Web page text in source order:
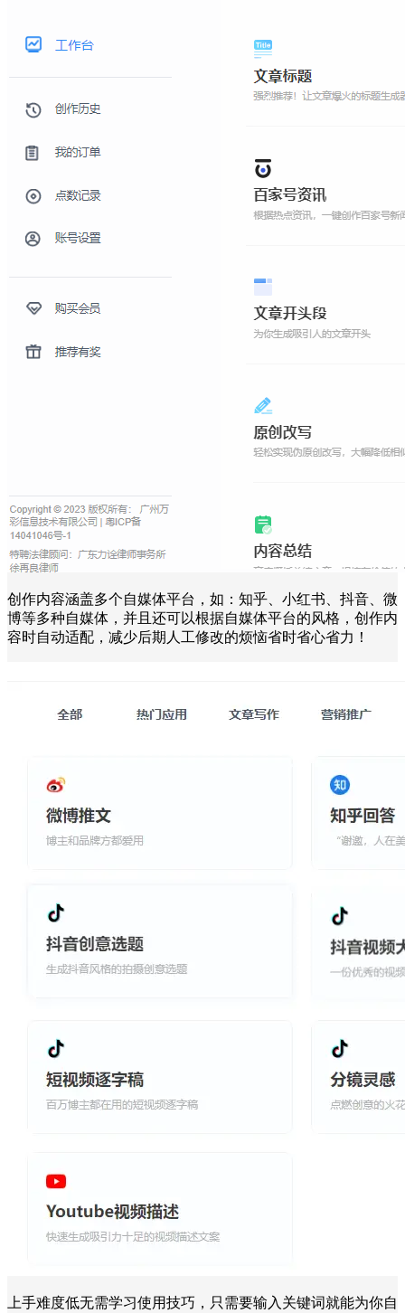
创作内容涵盖多个自媒体平台，如：知乎、小红书、抖音、微
博等多种自媒体，并且还可以根据自媒体平台的风格，创作内
容时自动适配，减少后期人工修改的烦恼省时省心省力！
上手难度低无需学习使用技巧，只需要输入关键词就能为你自